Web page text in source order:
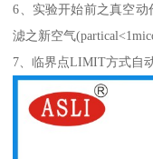
6、实验开始前之真空
滤之新空气
7、临界点LIMIT方式自